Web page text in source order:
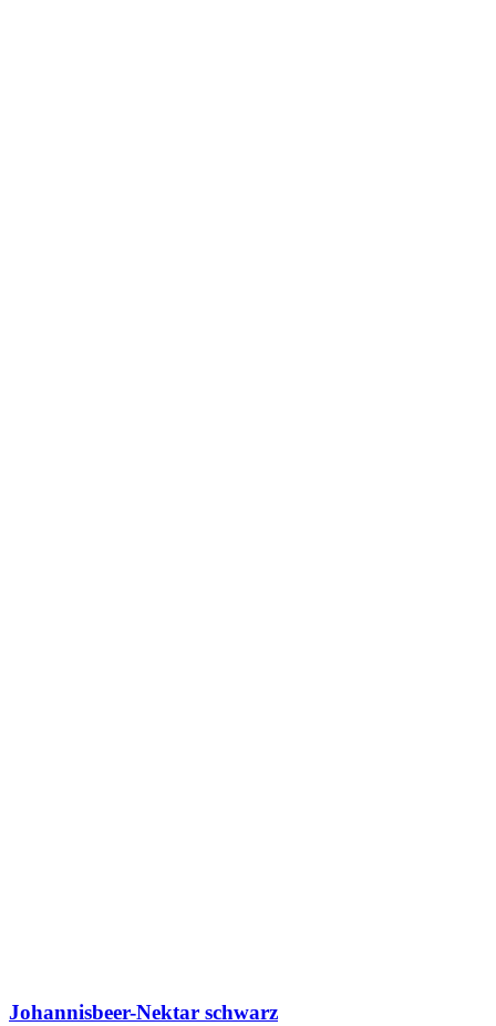
Johannisbeer-Nektar schwarz